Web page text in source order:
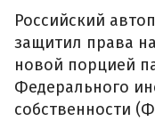
Российский
защитил права
новой порцией
Федерального
собственности